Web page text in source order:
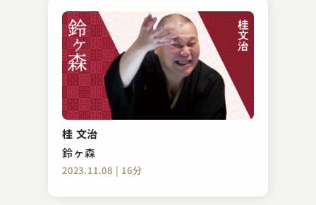
桂 文治
鈴ヶ森
2023.11.08 | 16分
雷門 小助六
転失気
2024.05.08 | 15分